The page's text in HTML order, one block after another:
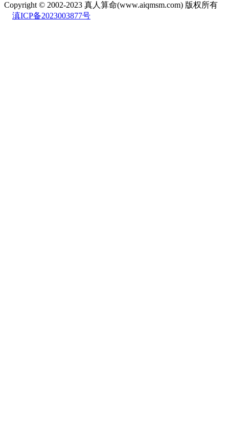
Copyright © 2002-2023 真人算命(www.aiqmsm.com) 版权所有
滇ICP备2023003877号